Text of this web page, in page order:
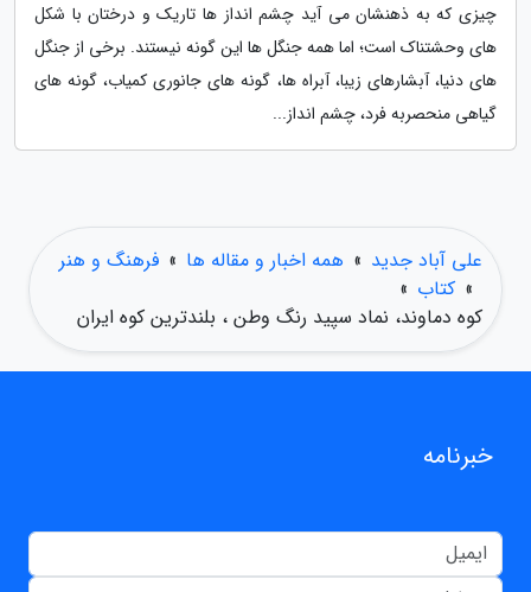
چیزی که به ذهنشان می آید چشم انداز ها تاریک و درختان با شکل
های وحشتناک است؛ اما همه جنگل ها این گونه نیستند. برخی از جنگل
های دنیا، آبشارهای زیبا، آبراه ها، گونه های جانوری کمیاب، گونه های
گیاهی منحصربه فرد، چشم انداز...
علی آباد جدید » همه اخبار و مقاله ها » فرهنگ و هنر
» کتاب »
کوه دماوند، نماد سپید رنگ وطن ، بلندترین کوه ایران
خبرنامه